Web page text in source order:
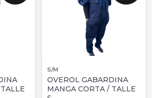
S/M
OVEROL GABARDINA
MANGA CORTA / TALLE